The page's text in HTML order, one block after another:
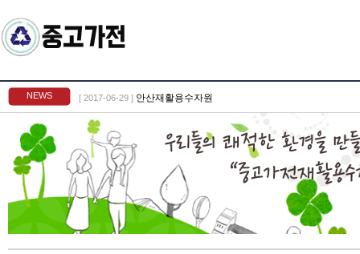
NEWS [ 2017-06-29 ] 안산재활용수자원
Sketchbook5, 스케치북5
Sketchbook5, 스케치북5